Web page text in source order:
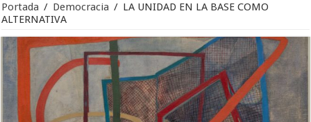
Portada / Democracia / LA UNIDAD EN LA BASE COMO
ALTERNATIVA